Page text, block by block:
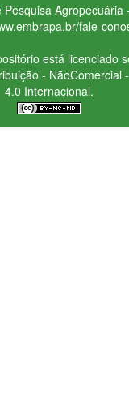
Agropecuária
fale-
está licenciado
- NãoComercial
4.0 Internacional.